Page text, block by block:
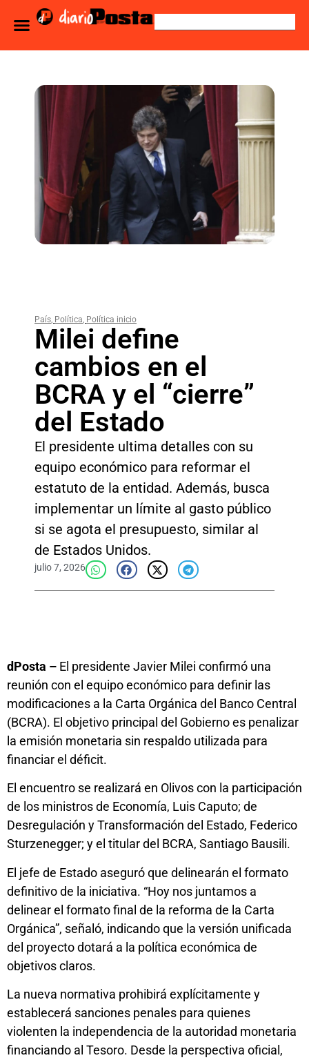
País, Política, Política inicio
Milei define
cambios en el
BCRA y el “cierre”
del Estado
El presidente ultima detalles con su
equipo económico para reformar el
estatuto de la entidad. Además, busca
implementar un límite al gasto público
si se agota el presupuesto, similar al
de Estados Unidos.
julio 7, 2026
dPosta – El presidente Javier Milei confirmó una
reunión con el equipo económico para definir las
modificaciones a la Carta Orgánica del Banco Central
(BCRA). El objetivo principal del Gobierno es penalizar
la emisión monetaria sin respaldo utilizada para
financiar el déficit.
El encuentro se realizará en Olivos con la participación
de los ministros de Economía, Luis Caputo; de
Desregulación y Transformación del Estado, Federico
Sturzenegger; y el titular del BCRA, Santiago Bausili.
El jefe de Estado aseguró que delinearán el formato
definitivo de la iniciativa. “Hoy nos juntamos a
delinear el formato final de la reforma de la Carta
Orgánica”, señaló, indicando que la versión unificada
del proyecto dotará a la política económica de
objetivos claros.
La nueva normativa prohibirá explícitamente y
establecerá sanciones penales para quienes
violenten la independencia de la autoridad monetaria
financiando al Tesoro. Desde la perspectiva oficial,